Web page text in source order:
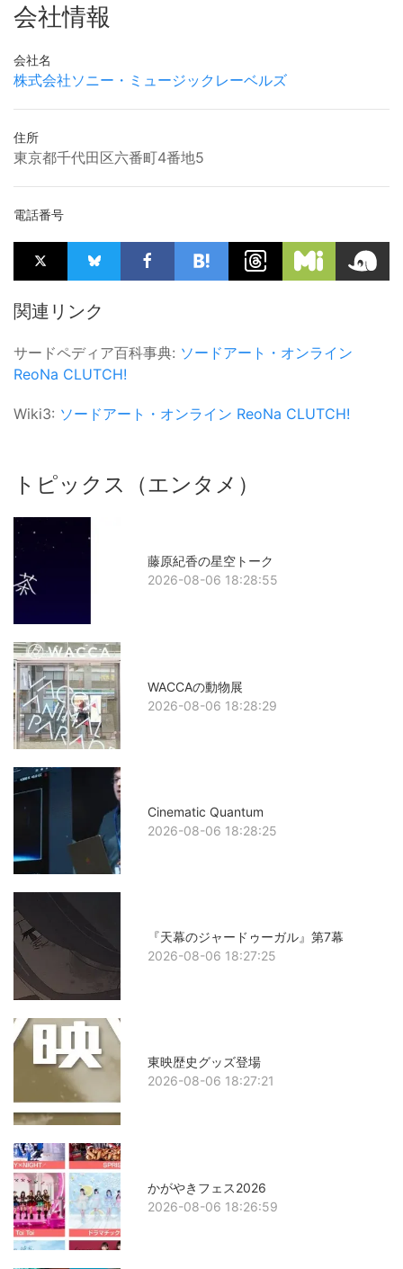
会社情報
会社名
株式会社ソニー・ミュージックレーベルズ
住所
東京都千代田区六番町4番地5
電話番号
関連リンク
サードペディア百科事典: ソードアート・オンライン
ReoNa CLUTCH!
Wiki3: ソードアート・オンライン ReoNa CLUTCH!
トピックス（エンタメ）
藤原紀香の星空トーク
2026-08-06 18:28:55
WACCAの動物展
2026-08-06 18:28:29
Cinematic Quantum
2026-08-06 18:28:25
『天幕のジャードゥーガル』第7幕
2026-08-06 18:27:25
東映歴史グッズ登場
2026-08-06 18:27:21
かがやきフェス2026
2026-08-06 18:26:59